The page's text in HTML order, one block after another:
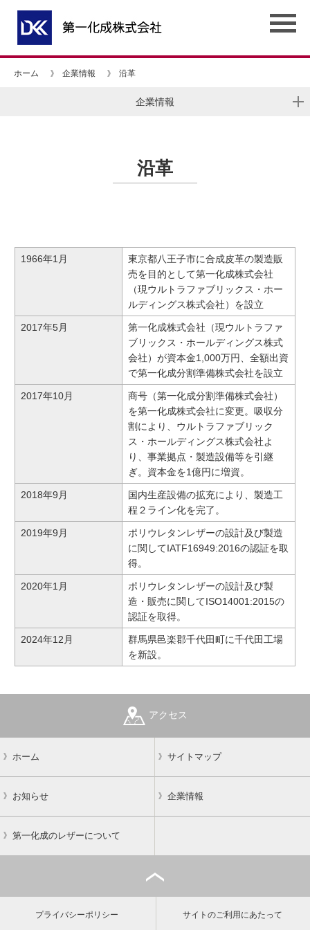
ホーム 企業情報 沿革
企業情報
沿革
1966年1月
東京都八王子市に合成皮革の製造販
売を目的として第一化成株式会社
（現ウルトラファブリックス・ホー
ルディングス株式会社）を設立
2017年5月
第一化成株式会社（現ウルトラファ
ブリックス・ホールディングス株式
会社）が資本金1,000万円、全額出資
で第一化成分割準備株式会社を設立
2017年10月
商号（第一化成分割準備株式会社）
を第一化成株式会社に変更。吸収分
割により、ウルトラファブリック
ス・ホールディングス株式会社よ
り、事業拠点・製造設備等を引継
ぎ。資本金を1億円に増資。
2018年9月
国内生産設備の拡充により、製造工
程２ライン化を完了。
2019年9月
ポリウレタンレザーの設計及び製造
に関してIATF16949:2016の認証を取
得。
2020年1月
ポリウレタンレザーの設計及び製
造・販売に関してISO14001:2015の
認証を取得。
2024年12月
群馬県邑楽郡千代田町に千代田工場
を新設。
アクセス
ホーム サイトマップ
お知らせ 企業情報
第一化成のレザーについて
プライバシーポリシー サイトのご利用にあたって